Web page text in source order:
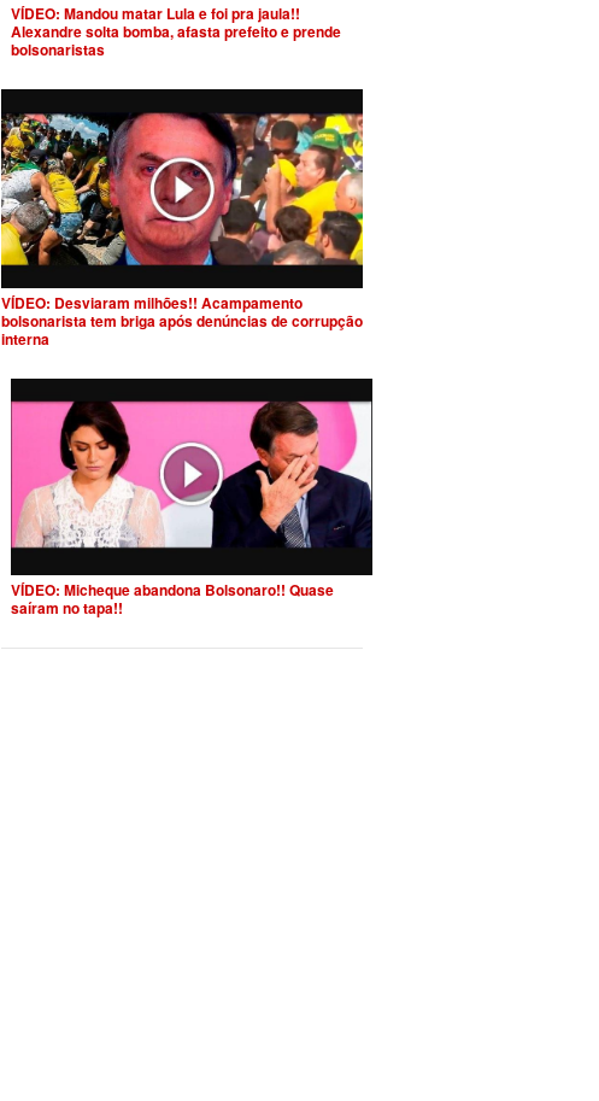
VÍDEO: Mandou matar Lula e foi pra jaula!!
Alexandre solta bomba, afasta prefeito e prende
bolsonaristas
VÍDEO: Desviaram milhões!! Acampamento
bolsonarista tem briga após denúncias de corrupção
interna
VÍDEO: Micheque abandona Bolsonaro!! Quase
saíram no tapa!!